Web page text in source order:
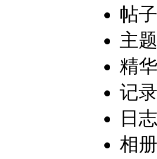
帖
主
精
记
日
相